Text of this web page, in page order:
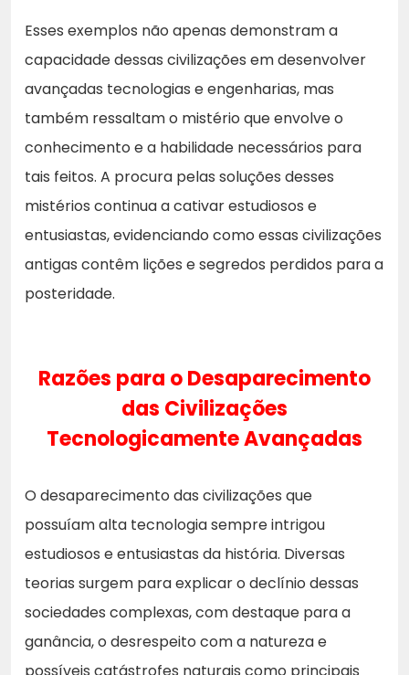
Esses exemplos não apenas demonstram a
capacidade dessas civilizações em desenvolver
avançadas tecnologias e engenharias, mas
também ressaltam o mistério que envolve o
conhecimento e a habilidade necessários para
tais feitos. A procura pelas soluções desses
mistérios continua a cativar estudiosos e
entusiastas, evidenciando como essas civilizações
antigas contêm lições e segredos perdidos para a
posteridade.
Razões para o Desaparecimento
das Civilizações
Tecnologicamente Avançadas
O desaparecimento das civilizações que
possuíam alta tecnologia sempre intrigou
estudiosos e entusiastas da história. Diversas
teorias surgem para explicar o declínio dessas
sociedades complexas, com destaque para a
ganância, o desrespeito com a natureza e